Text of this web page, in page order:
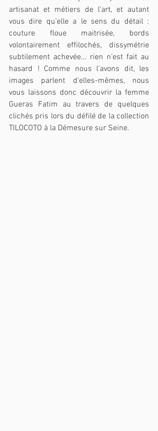
artisanat et métiers de l’art, et autant
vous dire qu’elle a le sens du détail :
couture floue maitrisée, bords
volontairement effilochés, dissymétrie
subtilement achevée… rien n’est fait au
hasard ! Comme nous l’avons dit, les
images parlent d’elles-mêmes, nous
vous laissons donc découvrir la femme
Gueras Fatim au travers de quelques
clichés pris lors du défilé de la collection
TILOCOTO à la Démesure sur Seine.